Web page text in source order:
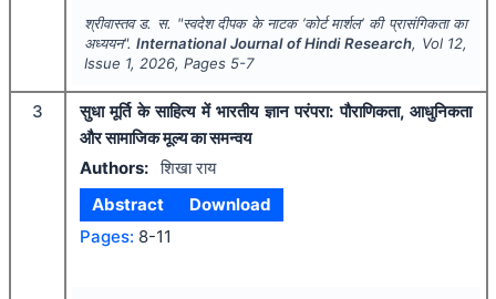
श्रीवास्तव ड. स. "स्वदेश दीपक के नाटक ’कोर्ट मार्शल’ की प्रासंगिकता का
अध्ययन".International Journal of Hindi Research, Vol 12,
Issue 1, 2026, Pages 5-7
3
सुधा मूर्ति के साहित्य में भारतीय ज्ञान परंपरा: पौराणिकता, आधुनिकता
और सामाजिक मूल्य का समन्वय
Authors: शिखा राय
Abstract
Download
Pages: 8-11